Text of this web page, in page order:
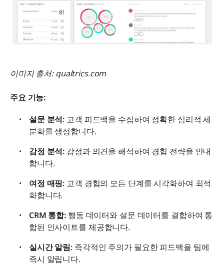
이미지 출처: qualtrics.com
주요 기능:
설문 분석: 고객 피드백을 수집하여 정확한 심리적 세
분화를 생성합니다.
감정 분석: 감정과 의견을 해석하여 경험 전략을 안내
합니다.
여정 매핑: 고객 경험의 모든 단계를 시각화하여 최적
화합니다.
CRM 통합: 행동 데이터와 설문 데이터를 결합하여 통
합된 인사이트를 제공합니다.
실시간 알림: 즉각적인 주의가 필요한 피드백을 팀에
즉시 알립니다.